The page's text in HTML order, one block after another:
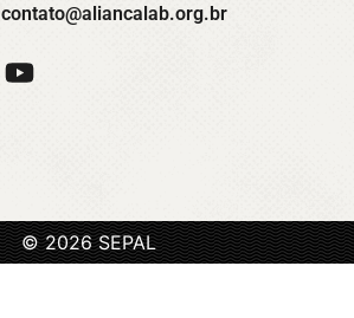
contato@aliancalab.org.br
© 2026 SEPAL